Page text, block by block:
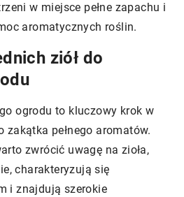
w miejsce pełne zapachu i
aromatycznych roślin.
ziół do
ogrodu to kluczowy krok w
zakątka pełnego aromatów.
zwrócić uwagę na zioła,
charakteryzują się
i znajdują szerokie